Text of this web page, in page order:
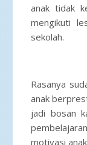
anak tidak
mengikuti
sekolah.
Rasanya
anak
jadi bosan
motivasi